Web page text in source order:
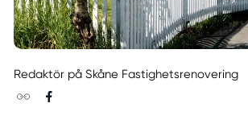
Redaktör på Skåne Fastighetsrenovering